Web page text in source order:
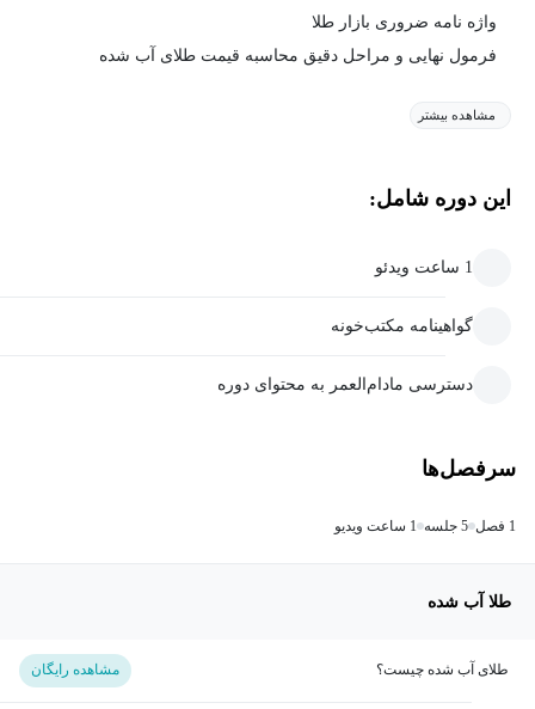
واژه نامه ضروری بازار طلا
فرمول نهایی و مراحل دقیق محاسبه قیمت طلای آب شده
مشاهده بیشتر
این دوره شامل:
1 ساعت ویدئو
گواهینامه مکتب‌خونه
دسترسی مادام‌العمر به محتوای دوره
سرفصل‌ها
1 فصل 5 جلسه 1 ساعت ویدیو
طلا آب شده
طلای آب شده چیست؟ مشاهده رایگان